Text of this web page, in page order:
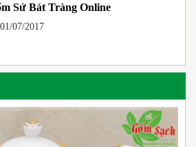
Sứ Bát Tràng Online
01/07/2017